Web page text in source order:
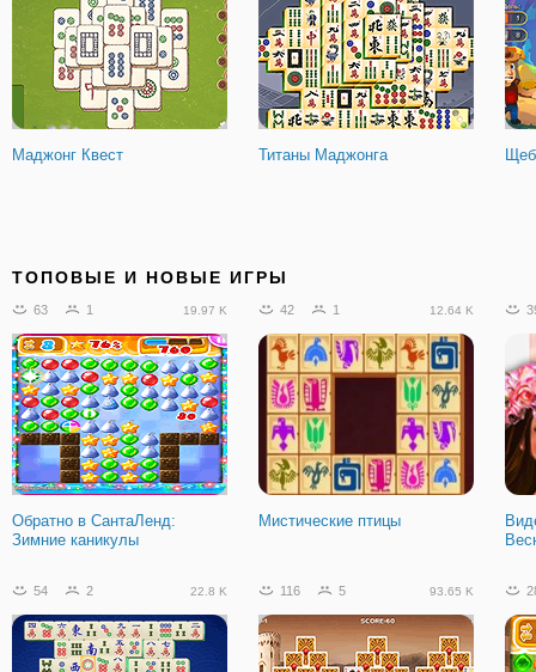
Маджонг Квест Титаны Маджонга
ТОПОВЫЕ И НОВЫЕ ИГРЫ
63 1 19.97 K
Обратно в СантаЛенд:
Зимние каникулы
42 1 12.64 K
Мистические птицы
54 2 22.8 K 116 5 93.65 K